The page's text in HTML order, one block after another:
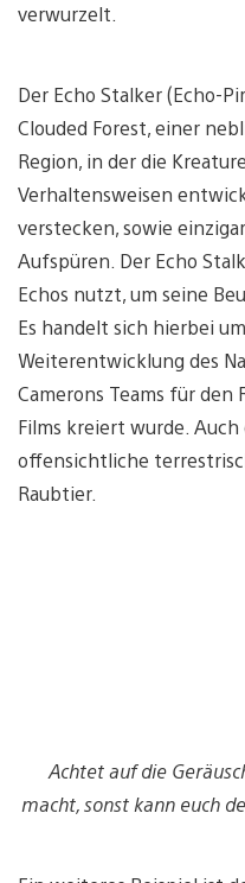
verwurzelt.
Der Echo Stalker (Echo-
Clouded Forest, einer
Region, in der die
Verhaltensweisen
verstecken, sowie
Aufspüren. Der Echo
Echos nutzt, um seine
Es handelt sich hierbei
Weiterentwicklung des
Camerons Teams für den
Films kreiert wurde. Auch
offensichtliche
Raubtier.
Achtet auf die
macht, sonst kann euch